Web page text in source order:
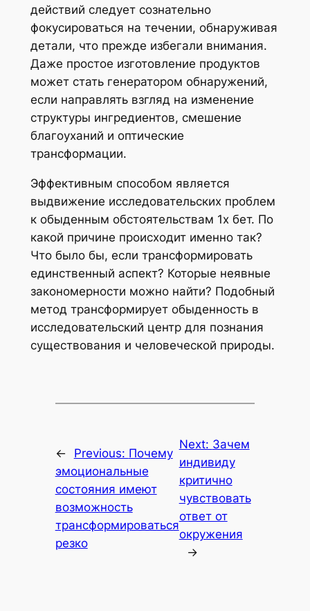
действий следует сознательно
фокусироваться на течении, обнаруживая
детали, что прежде избегали внимания.
Даже простое изготовление продуктов
может стать генератором обнаружений,
если направлять взгляд на изменение
структуры ингредиентов, смешение
благоуханий и оптические
трансформации.
Эффективным способом является
выдвижение исследовательских проблем
к обыденным обстоятельствам 1х бет. По
какой причине происходит именно так?
Что было бы, если трансформировать
единственный аспект? Которые неявные
закономерности можно найти? Подобный
метод трансформирует обыденность в
исследовательский центр для познания
существования и человеческой природы.
← Previous: Почему
эмоциональные
состояния имеют
возможность
трансформироваться
резко
Next: Зачем
индивиду
критично
чувствовать
ответ от
окружения
→